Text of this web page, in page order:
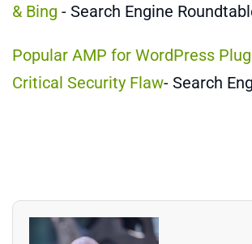
& Bing - Search Engine
Popular AMP for WordPress
Critical Security Flaw- Search